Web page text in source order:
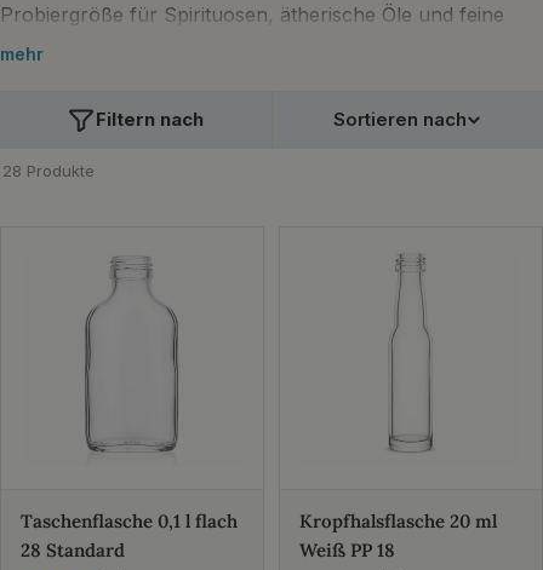
Probiergröße für Spirituosen, ätherische Öle und feine
Aromen.
mehr
28 Produkte
Filtern nach Sortieren nach
Taschenflasche 0,1 l flach
28 Standard
Kropfhalsflasche 20 ml
Weiß PP 18